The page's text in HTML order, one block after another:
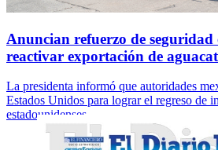
Anuncian refuerzo de
reactivar exportación de
La presidenta informó que autoridades
Estados Unidos para lograr el regreso de
estadounidenses